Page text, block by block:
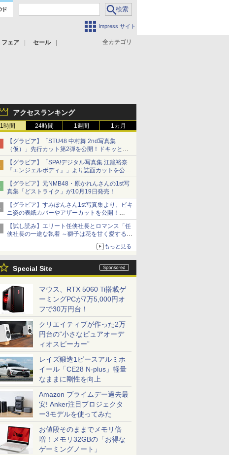
Impress サイト
全カテゴリ
フェア セール
アクセスランキング
1時間 24時間 1週間 1カ月
【グラビア】「STU48 中村舞 2nd写真集
（仮）」先行カット第2弾を公開！ドキッとす
るランジェリーカットなど新たな挑戦
【グラビア】「SPA!デジタル写真集 江籠裕奈
『エンジェルボディ』」より誌面カットを公
開！
【グラビア】元NMB48・原かれんさんの1st写
真集「どストライク」が10月19日発売！
【グラビア】すみぽんさん1st写真集より、ビキ
ニ姿の表紙カバーやアザーカットを公開！
タイトルは「offcourt（オフコート）」に決定
【試し読み】エリート任侠社長とロマンス「任
侠社長の一途な執着 ～獅子は花を甘く愛する
もっと見る
Special Site
マウス、RTX 5060 Ti搭載ゲ
ーミングPCが7万5,000円オ
フで30万円台！
クリエイティブが作った2万
円台の“小さなピュアオーデ
ィオスピーカー”
レイズ鍛造1ピースアルミホ
イール「CE28 N-plus」軽量
なままに剛性を向上
Amazon プライムデー過去最
安! Anker注目プロジェクタ
ー3モデルを使ってみた
お値段そのままでメモリ倍
増！メモリ32GBの「お得な
ゲーミングノート」